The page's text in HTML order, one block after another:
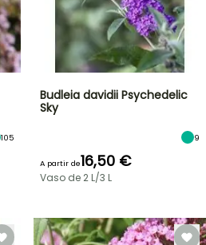
105
Budleia davidii Psychedelic
Sky
9
A partir de16,50 €
Vaso de 2 L/3 L